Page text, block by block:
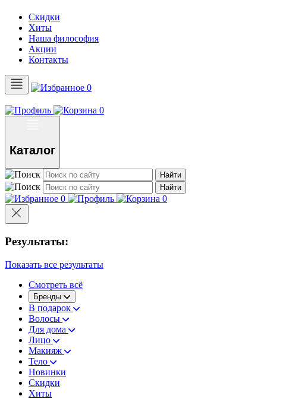
Скидки
Хиты
Наша философия
Акции
Контакты
0
0
Каталог
Найти
Найти
0 0
Результаты:
Показать все результаты
Смотреть всё
Бренды
В подарок
Волосы
Для дома
Лицо
Макияж
Тело
Новинки
Скидки
Хиты